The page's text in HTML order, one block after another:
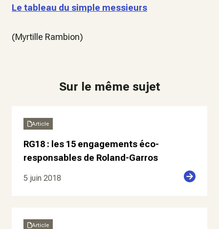
Le tableau du simple messieurs
(Myrtille Rambion)
Sur le même sujet
Article
RG18 : les 15 engagements éco-
responsables de Roland-Garros
5 juin 2018
Article